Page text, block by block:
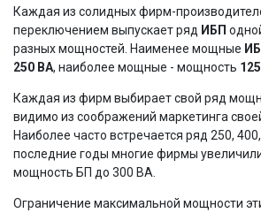
Каждая из солидных фирм-
переключением выпускает ряд ИБП
разных мощностей. Наименее мощные
250 ВА, наиболее мощные - мощность
Каждая из фирм выбирает свой ряд
видимо из соображений маркетинга
Наиболее часто встречается ряд 250,
последние годы многие фирмы
мощность БП до 300 ВА.
Ограничение максимальной мощности